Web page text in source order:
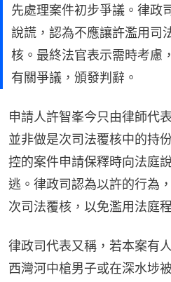
先處理案件初步爭議。律政
說謊，認為不應讓許濫用司
核。最終法官表示需時考慮
有關爭議，頒發判辭。
申請人許智峯今只由律師代
並非做是次司法覆核中的持
控的案件申請保釋時向法庭
逃。律政司認為以許的行為
次司法覆核，以免濫用法庭
律政司代表又稱，若本案有
西灣河中槍男子或在深水埗